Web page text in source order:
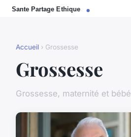
Accueil › Grossesse
Grossesse
Grossesse, maternité et bébé